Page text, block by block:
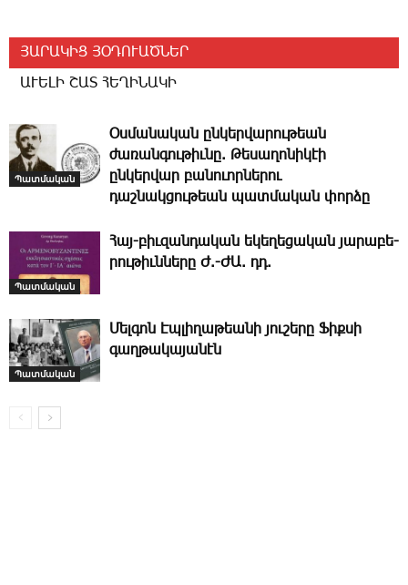
ՅԱՐԱԿԻՑ ՅՕԴՈՒԱԾՆԵՐ
ԱՒԵԼԻ ՇԱՏ ՀԵՂԻՆԱԿԻ
Պատմական
Օսմանական ընկերվարութեան
ժառանգութիւնը. Թեսաղոնիկէի
ընկերվար բանուորներու
դաշնակցութեան պատմական փորձը
Պատմական
Հայ-բիւ­զան­դա­կան ե­կե­ղե­ցա­կան յա­րա­բե­
րու­թիւն­նե­րը Ժ.-ԺԱ. դդ.
Պատմական
­Մել­գոն Էպ­լի­ղա­թեա­նի յու­շե­րը ­Ֆիք­սի
գաղ­թա­կա­յա­նէն